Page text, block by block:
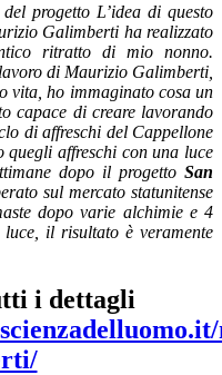
del progetto L’idea di questo
Galimberti ha realizzato
ritratto di mio nonno.
di Maurizio Galimberti,
vita, ho immaginato cosa un
capace di creare lavorando
di affreschi del Cappellone
affreschi con una luce
dopo il progettoSan
sul mercato statunitense
dopo varie alchimie e 4
il risultato è veramente
i dettagli